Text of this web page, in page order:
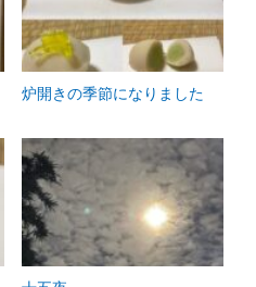
炉開きの季節になりました